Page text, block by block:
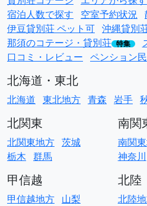
宿泊人数で探す
空室予約状況
伊豆貸別荘 ペット可 沖縄貸別
那須のコテージ・貸別荘 特集
口コミ・レビュー ペンション
北海道・東北
北海道 東北地方 青森 岩手
北関東
北関東地方 茨城
栃木 群馬
南関
南関
神奈川
甲信越
甲信越地方 山梨
北陸
北陸